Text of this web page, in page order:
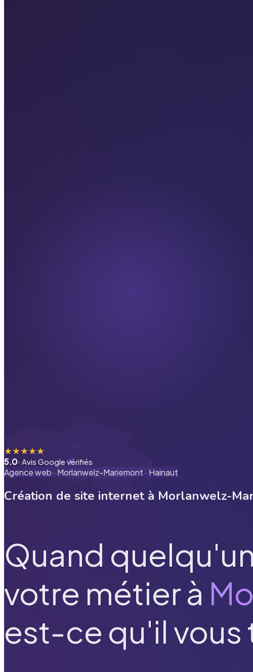
★★★★★
5.0· Avis Google vérifiés
Agence web · Morlanwelz-Mariemont · Hainaut
Création de site internet à Morlanwelz-
Quand
votre métier à
est-ce qu'il vous